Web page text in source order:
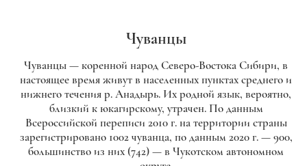
Чуванцы
Чуванцы — коренной народ Северо-Востока Сибири, в
настоящее время живут в населенных пунктах среднего и
нижнего течения р. Анадырь. Их родной язык, вероятно,
близкий к юкагирскому, утрачен. По данным
Всероссийской переписи 2010 г. на территории страны
зарегистрировано 1002 чуванца, по данным 2020 г. — 900,
большинство из них (742) — в Чукотском автономном